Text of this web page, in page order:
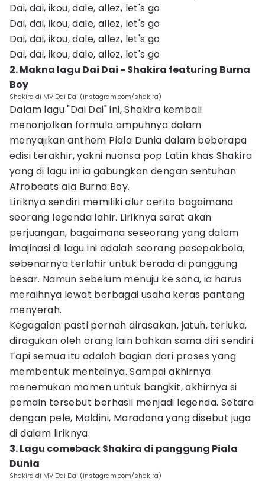
Dai, dai, ikou, dale, allez, let's go
Dai, dai, ikou, dale, allez, let's go
Dai, dai, ikou, dale, allez, let's go
Dai, dai, ikou, dale, allez, let's go
2. Makna lagu Dai Dai - Shakira featuring Burna
Boy
Shakira di MV Dai Dai (instagram.com/shakira)
Dalam lagu "Dai Dai" ini, Shakira kembali
menonjolkan formula ampuhnya dalam
menyajikan anthem Piala Dunia dalam beberapa
edisi terakhir, yakni nuansa pop Latin khas Shakira
yang di lagu ini ia gabungkan dengan sentuhan
Afrobeats ala Burna Boy.
Liriknya sendiri memiliki alur cerita bagaimana
seorang legenda lahir. Liriknya sarat akan
perjuangan, bagaimana seseorang yang dalam
imajinasi di lagu ini adalah seorang pesepakbola,
sebenarnya terlahir untuk berada di panggung
besar. Namun sebelum menuju ke sana, ia harus
meraihnya lewat berbagai usaha keras pantang
menyerah.
Kegagalan pasti pernah dirasakan, jatuh, terluka,
diragukan oleh orang lain bahkan sama diri sendiri.
Tapi semua itu adalah bagian dari proses yang
membentuk mentalnya. Sampai akhirnya
menemukan momen untuk bangkit, akhirnya si
pemain tersebut berhasil menjadi legenda. Setara
dengan pele, Maldini, Maradona yang disebut juga
di dalam liriknya.
3. Lagu comeback Shakira di panggung Piala
Dunia
Shakira di MV Dai Dai (instagram.com/shakira)